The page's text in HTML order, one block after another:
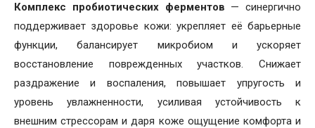
Комплекс пробиотических ферментов — синергично
поддерживает здоровье кожи: укрепляет её барьерные
функции, балансирует микробиом и ускоряет
восстановление поврежденных участков. Снижает
раздражение и воспаления, повышает упругость и
уровень увлажненности, усиливая устойчивость к
внешним стрессорам и даря коже ощущение комфорта и